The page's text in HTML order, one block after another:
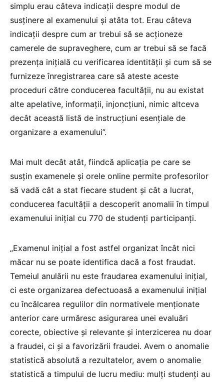
simplu erau câteva indicații despre modul de
susținere al examenului și atâta tot. Erau câteva
indicații despre cum ar trebui să se acționeze
camerele de supraveghere, cum ar trebui să se facă
prezența inițială cu verificarea identității și cum să se
furnizeze înregistrarea care să ateste aceste
proceduri către conducerea facultății, nu au existat
alte apelative, informații, injoncțiuni, nimic altceva
decât această listă de instrucțiuni esențiale de
organizare a examenului”.
Mai mult decât atât, fiindcă aplicația pe care se
susțin examenele și orele online permite profesorilor
să vadă cât a stat fiecare student și cât a lucrat,
conducerea facultății a descoperit anomalii în timpul
examenului inițial cu 770 de studenți participanți.
„Examenul inițial a fost astfel organizat încât nici
măcar nu se poate identifica dacă a fost fraudat.
Temeiul anulării nu este fraudarea examenului inițial,
ci este organizarea defectuoasă a examenului inițial
cu încălcarea regulilor din normativele menționate
anterior care urmăresc asigurarea unei evaluări
corecte, obiective și relevante și interzicerea nu doar
a fraudei, ci și a favorizării fraudei. Avem o anomalie
statistică absolută a rezultatelor, avem o anomalie
statistică a timpului de lucru mediu: mulți studenți au